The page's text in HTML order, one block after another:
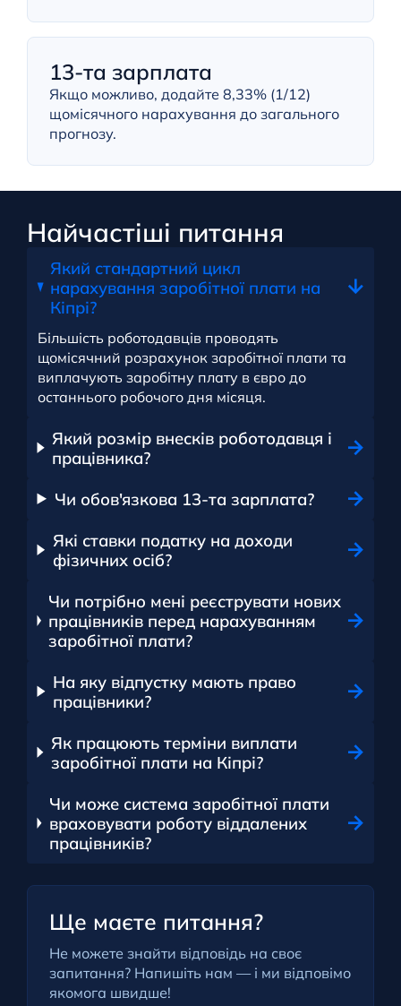
13-та зарплата
Якщо можливо, додайте 8,33% (1/12)
щомісячного нарахування до загального
прогнозу.
Найчастіші питання
Який стандартний цикл
нарахування заробітної плати на
Кіпрі?
Більшість роботодавців проводять
щомісячний розрахунок заробітної плати та
виплачують заробітну плату в євро до
останнього робочого дня місяця.
Який розмір внесків роботодавця і
працівника?
Чи обов'язкова 13-та зарплата?
Які ставки податку на доходи
фізичних осіб?
Чи потрібно мені реєструвати нових
працівників перед нарахуванням
заробітної плати?
На яку відпустку мають право
працівники?
Як працюють терміни виплати
заробітної плати на Кіпрі?
Чи може система заробітної плати
враховувати роботу віддалених
працівників?
Ще маєте питання?
Не можете знайти відповідь на своє
запитання? Напишіть нам — і ми відповімо
якомога швидше!